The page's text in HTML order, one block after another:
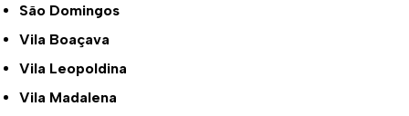
São Domingos
Vila Boaçava
Vila Leopoldina
Vila Madalena